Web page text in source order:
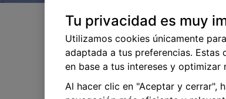
Tu privacidad es muy
Utilizamos cookies únicamente
adaptada a tus preferencias.
en base a tus intereses y optimizar
Al hacer clic en "Aceptar y cerrar",